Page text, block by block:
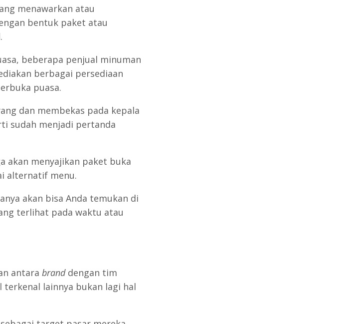
menawarkan atau
bentuk paket atau
beberapa penjual minuman
berbagai persediaan
puasa.
dan membekas pada kepala
sudah menjadi pertanda
akan menyajikan paket buka
alternatif menu.
akan bisa Anda temukan di
terlihat pada waktu atau
antara branddengan tim
lainnya bukan lagi hal